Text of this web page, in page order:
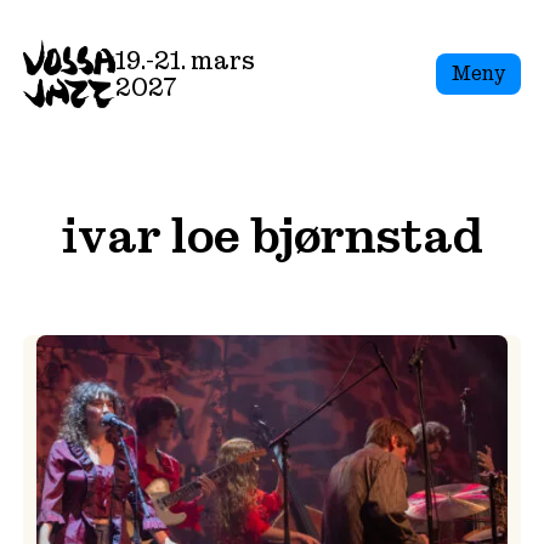
to
content
19.-21. mars
2027
Meny
ivar loe bjørnstad